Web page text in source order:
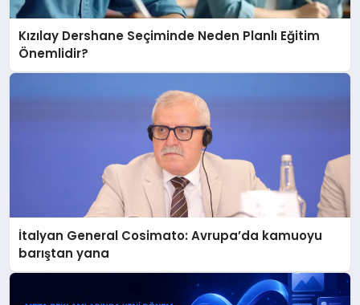
Kızılay Dershane Seçiminde Neden Planlı Eğitim
Önemlidir?
İtalyan General Cosimato: Avrupa’da kamuoyu
barıştan yana